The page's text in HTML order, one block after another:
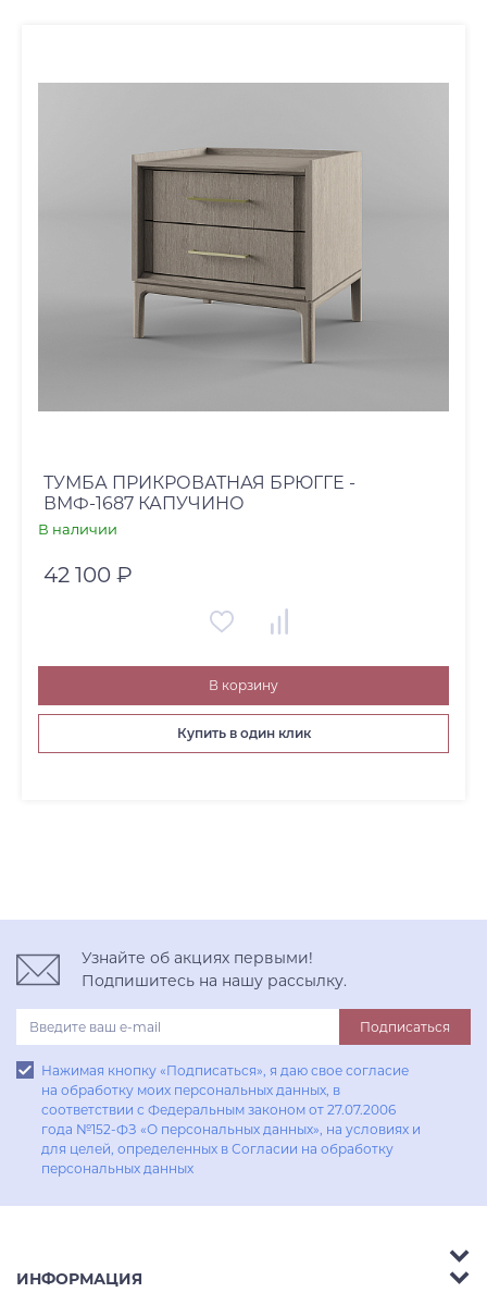
ТУМБА ПРИКРОВАТНАЯ БРЮГГЕ -
ВМФ-1687 КАПУЧИНО
В наличии
42 100 ₽
В корзину
Купить в один клик
Узнайте об акциях первыми!
Подпишитесь на нашу рассылку.
Подписаться
Нажимая кнопку «Подписаться», я даю свое согласие
на обработку моих персональных данных, в
соответствии с Федеральным законом от 27.07.2006
года №152-ФЗ «О персональных данных», на условиях и
для целей, определенных в Согласии на обработку
персональных данных
Аксессуары
ИНФОРМАЦИЯ